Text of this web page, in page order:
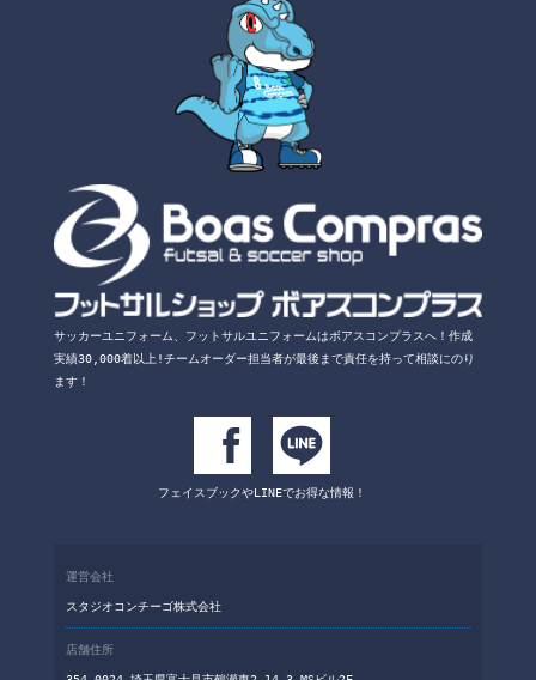
サッカーユニフォーム、フットサルユニフォームはボアスコンプラスへ！ 作成
実績30,000着以上!チームオーダー担当者が最後まで責任を持って相談にのり
ます！
フェイスブックやLINEでお得な情報！
運営会社
スタジオコンチーゴ株式会社
店舗住所